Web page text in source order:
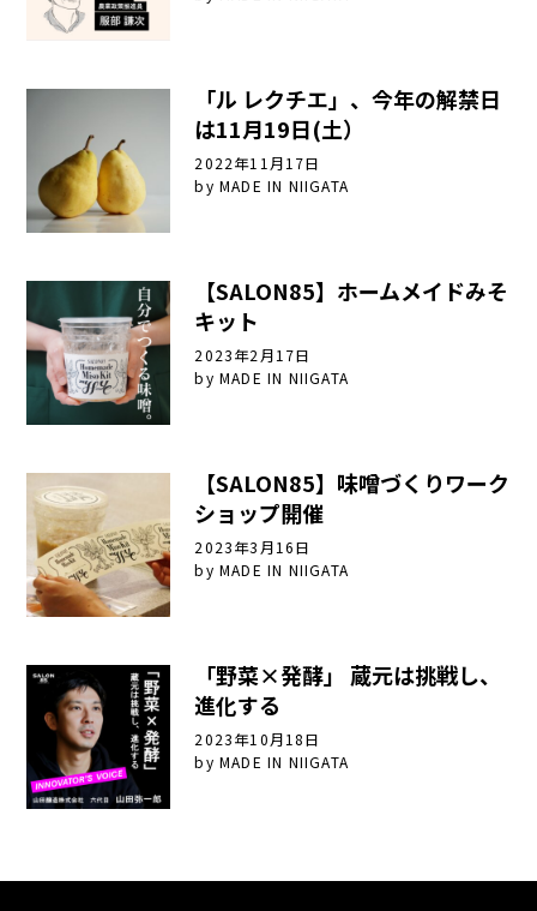
「ル レクチエ」、今年の解禁日
は11月19日(土）
2022年11月17日
byMADE IN NIIGATA
【SALON85】ホームメイドみそ
キット
2023年2月17日
byMADE IN NIIGATA
【SALON85】味噌づくりワーク
ショップ開催
2023年3月16日
byMADE IN NIIGATA
「野菜×発酵」 蔵元は挑戦し、
進化する
2023年10月18日
byMADE IN NIIGATA